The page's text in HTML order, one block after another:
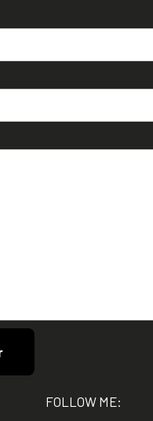
FOLLOW ME: